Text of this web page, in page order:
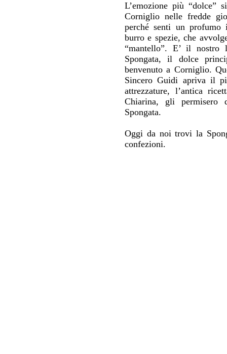
L’emozione più “dolce”
Corniglio nelle fredde
perché senti un profumo
burro e spezie, che
“mantello”. E’ il nostro
Spongata, il dolce
benvenuto a Corniglio.
Sincero Guidi apriva il
attrezzature, l’antica
Chiarina, gli permisero
Spongata.
Oggi da noi trovi la
confezioni.